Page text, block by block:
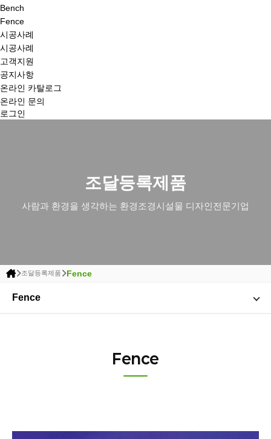
Bench
Fence
시공사례
시공사례
고객지원
공지사항
온라인 카탈로그
온라인 문의
로그인
조달등록제품
사람과 환경을 생각하는 환경조경시설물 디자인전문기업
조달등록제품 Fence
Fence
Fence